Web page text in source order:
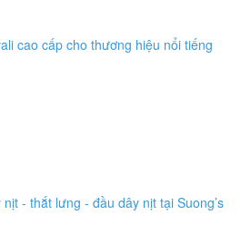
cao cấp cho thương hiệu nổi tiếng
- thắt lưng - đầu dây nịt tại Suong’s